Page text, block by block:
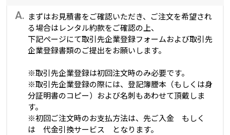
A. まずはお見積書をご確認いただき、ご注文を希望され
る場合はレンタル約款をご確認の上、
下記ページにて取引先企業登録フォームおよび取引先
企業登録書類のご提出をお願いします。
※取引先企業登録は初回注文時のみ必要です。
※取引先企業登録の際には、登記簿謄本（もしくは身
分証明書のコピー）および名刺もあわせて頂戴しま
す。
※初回ご注文時のお支払方法は、先ご入金 もしく
は 代金引換サービス となります。